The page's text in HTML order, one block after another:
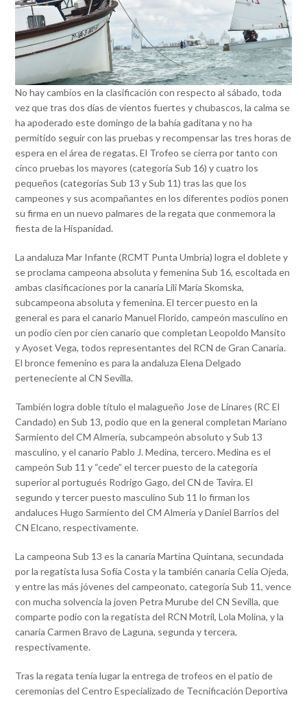
No hay cambios en la clasificación con respecto al sábado, toda
vez que tras dos días de vientos fuertes y chubascos, la calma se
ha apoderado este domingo de la bahía gaditana y no ha
permitido seguir con las pruebas y recompensar las tres horas de
espera en el área de regatas. El Trofeo se cierra por tanto con
cinco pruebas los mayores (categoría Sub 16) y cuatro los
pequeños (categorías Sub 13 y Sub 11) tras las que los
campeones y sus acompañantes en los diferentes podios ponen
su firma en un nuevo palmares de la regata que conmemora la
fiesta de la Hispanidad.
La andaluza Mar Infante (RCMT Punta Umbría) logra el doblete y
se proclama campeona absoluta y femenina Sub 16, escoltada en
ambas clasificaciones por la canaria Lili María Skomska,
subcampeona absoluta y femenina. El tercer puesto en la
general es para el canario Manuel Florido, campeón masculino en
un podio cien por cien canario que completan Leopoldo Mansito
y Ayoset Vega, todos representantes del RCN de Gran Canaria.
El bronce femenino es para la andaluza Elena Delgado
perteneciente al CN Sevilla.
También logra doble título el malagueño Jose de Linares (RC El
Candado) en Sub 13, podio que en la general completan Mariano
Sarmiento del CM Almería, subcampeón absoluto y Sub 13
masculino, y el canario Pablo J. Medina, tercero. Medina es el
campeón Sub 11 y “cede” el tercer puesto de la categoría
superior al portugués Rodrigo Gago, del CN de Tavira. El
segundo y tercer puesto masculino Sub 11 lo firman los
andaluces Hugo Sarmiento del CM Almería y Daniel Barrios del
CN Elcano, respectivamente.
La campeona Sub 13 es la canaria Martina Quintana, secundada
por la regatista lusa Sofía Costa y la también canaria Celia Ojeda,
y entre las más jóvenes del campeonato, categoría Sub 11, vence
con mucha solvencia la joven Petra Murube del CN Sevilla, que
comparte podio con la regatista del RCN Motril, Lola Molina, y la
canaria Carmen Bravo de Laguna, segunda y tercera,
respectivamente.
Tras la regata tenía lugar la entrega de trofeos en el patio de
ceremonias del Centro Especializado de Tecnificación Deportiva